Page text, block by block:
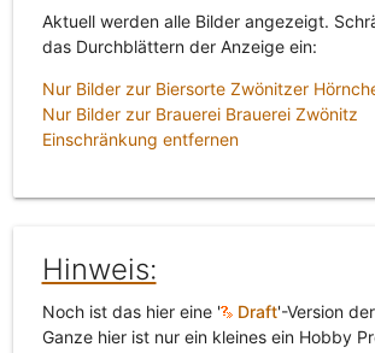
Aktuell werden alle Bilder angezeigt.
das Durchblättern der Anzeige ein:
Nur Bilder zur Biersorte Zwönitzer
Nur Bilder zur Brauerei Brauerei Zwönitz
Einschränkung entfernen
Hinweis:
Noch ist das hier eine ' Draft'-Version
Ganze hier ist nur ein kleines ein Hobby